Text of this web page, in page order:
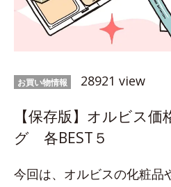
お買い物情報 28921 view
【保存版】オルビス
グ 各BEST５
今回は、オルビスの化粧品